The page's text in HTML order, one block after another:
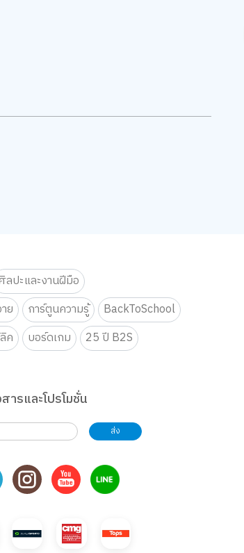
ลปะและงานฝีมือ
ย การ์ตูนความรู้
BackToSchool
ค บอร์ดเกม 25 ปี B2S
ารและโปรโมชั่น
ส่ง